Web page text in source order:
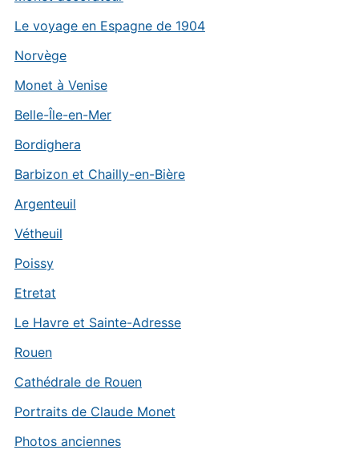
Le voyage en Espagne de 1904
Norvège
Monet à Venise
Belle-Île-en-Mer
Bordighera
Barbizon et Chailly-en-Bière
Argenteuil
Vétheuil
Poissy
Etretat
Le Havre et Sainte-Adresse
Rouen
Cathédrale de Rouen
Portraits de Claude Monet
Photos anciennes